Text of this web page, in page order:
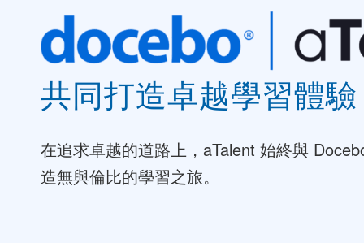
共同打造卓越學習體驗
在追求卓越的道路上，aTalent 始終與
造無與倫比的學習之旅。